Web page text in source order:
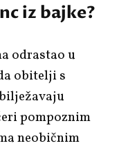
iz bajke?
odrastao u
obitelji s
pompoznim
neobičnim